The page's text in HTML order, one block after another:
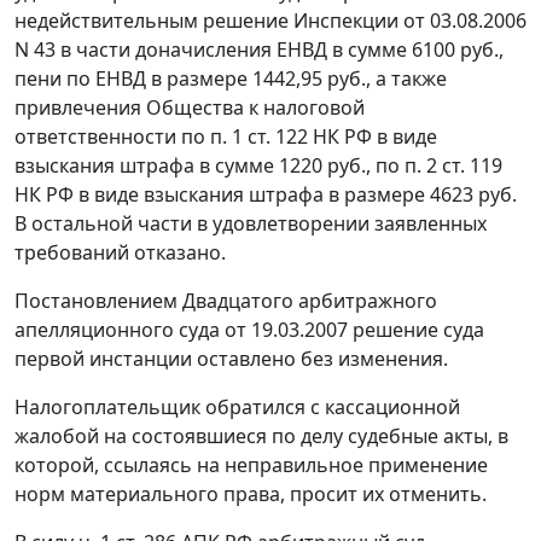
недействительным решение Инспекции от 03.08.2006
N 43 в части доначисления ЕНВД в сумме 6100 руб.,
пени по ЕНВД в размере 1442,95 руб., а также
привлечения Общества к налоговой
ответственности по п. 1 ст. 122 НК РФ в виде
взыскания штрафа в сумме 1220 руб., по п. 2 ст. 119
НК РФ в виде взыскания штрафа в размере 4623 руб.
В остальной части в удовлетворении заявленных
требований отказано.
Постановлением Двадцатого арбитражного
апелляционного суда от 19.03.2007 решение суда
первой инстанции оставлено без изменения.
Налогоплательщик обратился с кассационной
жалобой на состоявшиеся по делу судебные акты, в
которой, ссылаясь на неправильное применение
норм материального права, просит их отменить.